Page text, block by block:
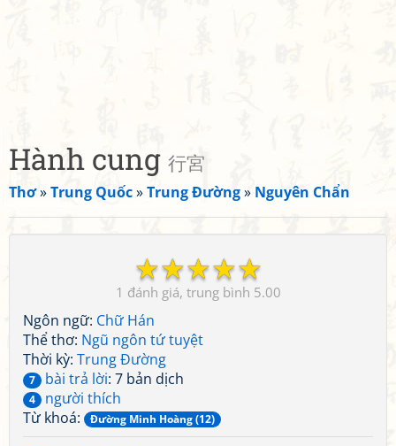
Hành cung 行宮
Thơ»Trung Quốc»Trung Đường» Nguyên Chẩn
☆
☆
☆
☆
☆
1 5.00
Ngôn ngữ: Chữ Hán
Thể thơ: Ngũ ngôn tứ tuyệt
Thời kỳ: Trung Đường
7 bài trả lời: 7 bản dịch
4
người thích
Từ khoá:
Đường Minh Hoàng (12)